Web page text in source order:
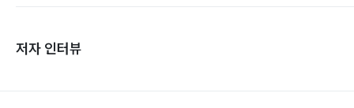
저자 인터뷰